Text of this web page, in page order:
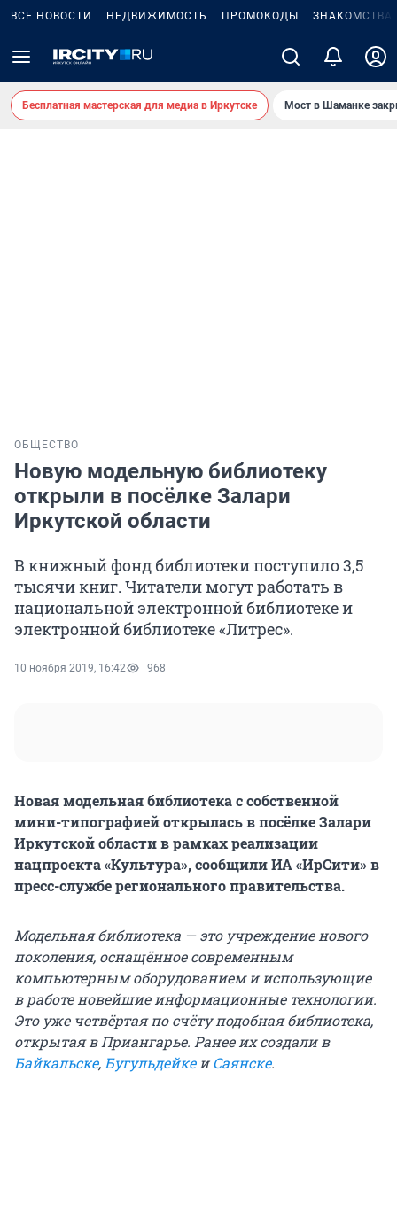
ВСЕ НОВОСТИ НЕДВИЖИМОСТЬ ПРОМОКОДЫ ЗНАКОМСТВА
Бесплатная мастерская для медиа в Иркутске Мост в Шаманке
ОБЩЕСТВО
Новую модельную библиотеку
открыли в посёлке Залари
Иркутской области
В книжный фонд библиотеки поступило 3,5
тысячи книг. Читатели могут работать в
национальной электронной библиотеке и
электронной библиотеке «Литрес».
10 ноября 2019, 16:42 968
Новая модельная библиотека с собственной
мини-типографией открылась в посёлке Залари
Иркутской области в рамках реализации
нацпроекта «Культура», сообщили ИА «ИрСити» в
пресс-службе регионального правительства.
Модельная библиотека — это учреждение нового
поколения, оснащённое современным
компьютерным оборудованием и использующие
в работе новейшие информационные технологии.
Это уже четвёртая по счёту подобная библиотека,
открытая в Приангарье. Ранее их создали в
Байкальске, БугульдейкеиСаянске.